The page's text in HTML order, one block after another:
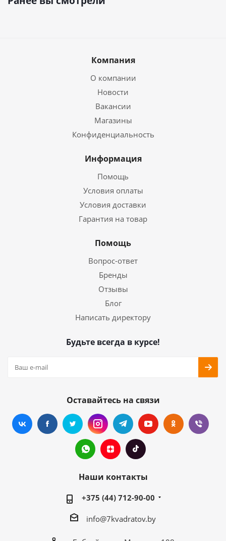
Компания
О компании
Новости
Вакансии
Магазины
Конфиденциальность
Информация
Помощь
Условия оплаты
Условия доставки
Гарантия на товар
Помощь
Вопрос-ответ
Бренды
Отзывы
Блог
Написать директору
Будьте всегда в курсе!
Оставайтесь на связи
Наши контакты
+375 (44) 712-90-00
info@7kvadratov.by